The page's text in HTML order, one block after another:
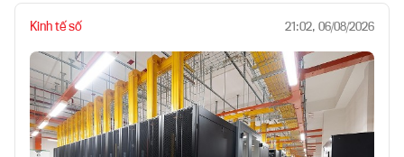
Kinh tế số 21:02, 06/08/2026